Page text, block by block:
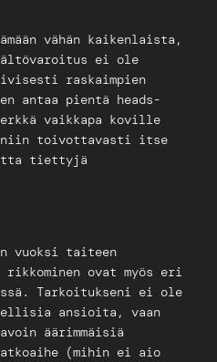
vähän kaikenlaista,
ei ole
raskaimpien
antaa pientä heads-
vaikkapa koville
toivottavasti itse
tiettyjä
vuoksi taiteen
ovat myös eri
Tarkoitukseni ei ole
ansioita, vaan
äärimmäisiä
(mihin ei aio